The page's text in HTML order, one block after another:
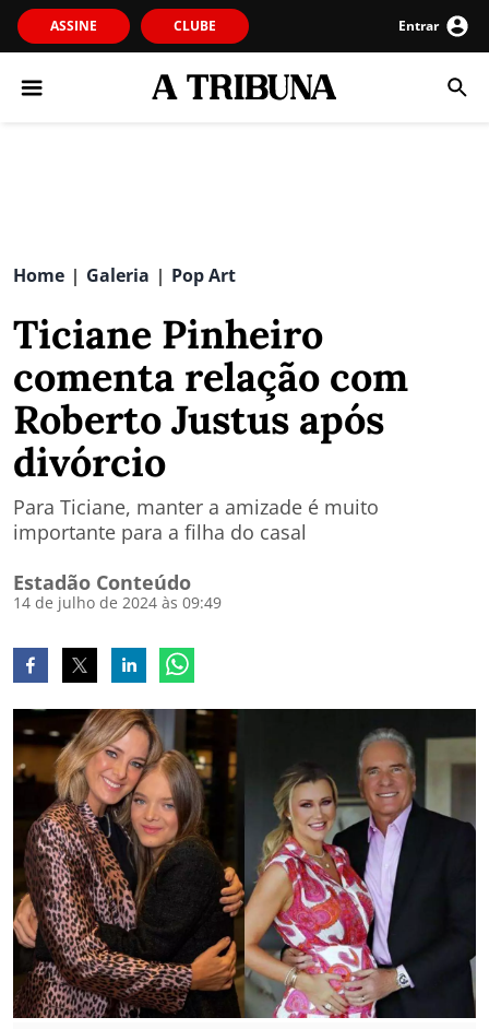
ASSINE CLUBE Entrar
Home | Galeria | Pop Art
Ticiane Pinheiro
comenta relação com
Roberto Justus após
divórcio
Para Ticiane, manter a amizade é muito
importante para a filha do casal
Estadão Conteúdo
14 de julho de 2024 às 09:49